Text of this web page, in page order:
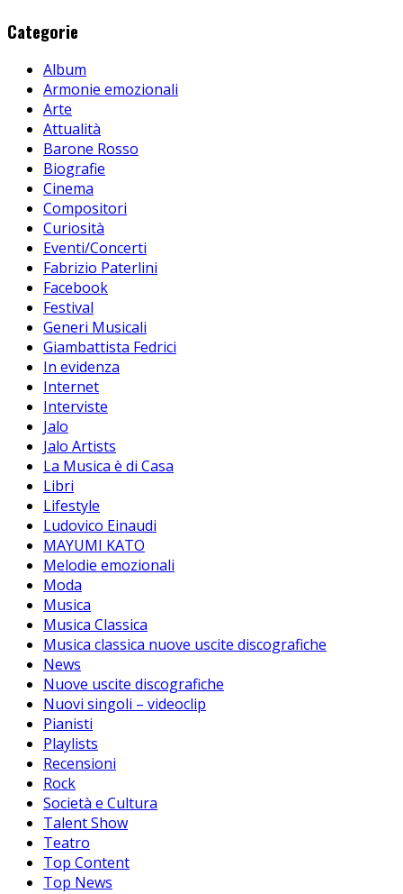
Categorie
Album
Armonie emozionali
Arte
Attualità
Barone Rosso
Biografie
Cinema
Compositori
Curiosità
Eventi/Concerti
Fabrizio Paterlini
Facebook
Festival
Generi Musicali
Giambattista Fedrici
In evidenza
Internet
Interviste
Jalo
Jalo Artists
La Musica è di Casa
Libri
Lifestyle
Ludovico Einaudi
MAYUMI KATO
Melodie emozionali
Moda
Musica
Musica Classica
Musica classica nuove uscite discografiche
News
Nuove uscite discografiche
Nuovi singoli – videoclip
Pianisti
Playlists
Recensioni
Rock
Società e Cultura
Talent Show
Teatro
Top Content
Top News